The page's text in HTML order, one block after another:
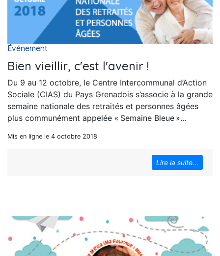
Événement
Bien vieillir, c'est l'avenir !
Du 9 au 12 octobre, le Centre Intercommunal d’Action
Sociale (CIAS) du Pays Grenadois s’associe à la grande
semaine nationale des retraités et personnes âgées
plus communément appelée « Semaine Bleue »...
Mis en ligne le 4 octobre 2018
Lire la suite...